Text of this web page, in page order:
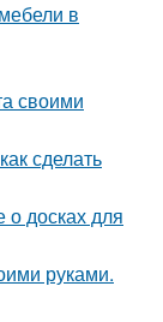
в
своими
сделать
досках для
руками.